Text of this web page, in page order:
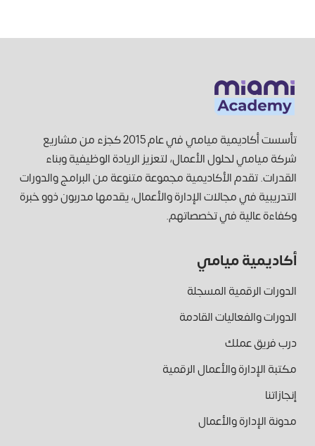
تأسست أكاديمية ميامي في عام 2015 كجزء من مشاريع
شركة ميامي لحلول الأعمال، لتعزيز الريادة الوظيفية وبناء
القدرات. تقدم الأكاديمية مجموعة متنوعة من البرامج والدورات
التدريبية في مجالات الإدارة والأعمال، يقدمها مدربون ذوو خبرة
وكفاءة عالية في تخصصاتهم.
أكاديمية ميامي
الدورات الرقمية المسجلة
الدورات والفعاليات القادمة
درب فريق عملك
مكتبة الإدارة والأعمال الرقمية
إنجازاتنا
مدونة الإدارة والأعمال